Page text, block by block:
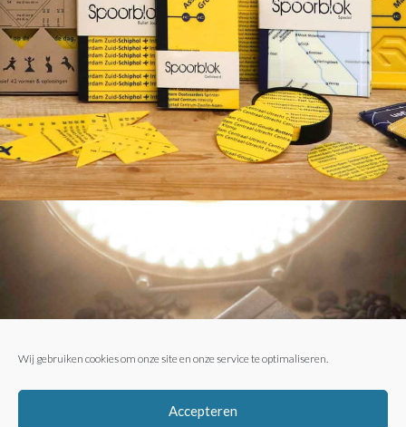
Wij gebruiken cookies om onze site en onze service te optimaliseren.
Accepteren